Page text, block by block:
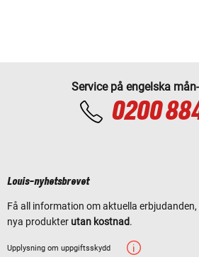
Service på engelska
0200
Louis-nyhetsbrevet
Få all information om aktuella
nya produkter utan kostnad.
Upplysning om uppgiftsskydd